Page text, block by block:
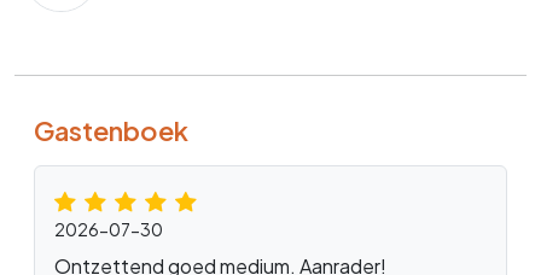
Gastenboek
2026-07-30
Ontzettend goed medium. Aanrader!